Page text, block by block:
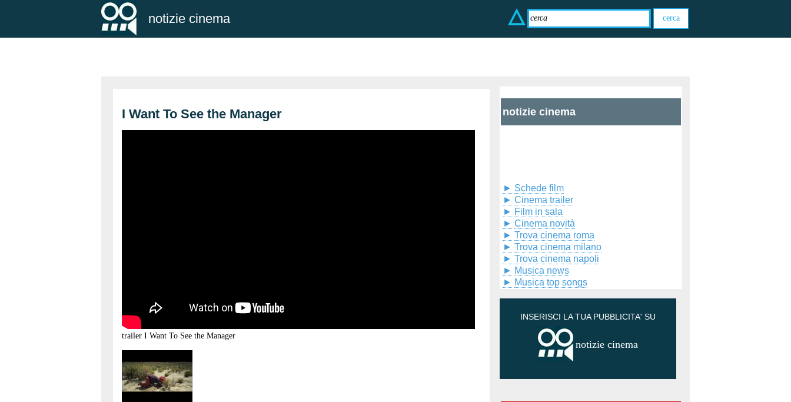
notizie cinema
I Want To See the Manager
trailer I Want To See the Manager
notizie cinema
► Schede film
► Cinema trailer
► Film in sala
► Cinema novità
► Trova cinema roma
► Trova cinema milano
► Trova cinema napoli
► Musica news
► Musica top songs
INSERISCI LA TUA PUBBLICITA' SU
notizie cinema